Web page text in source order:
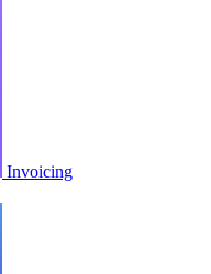
Invoicing